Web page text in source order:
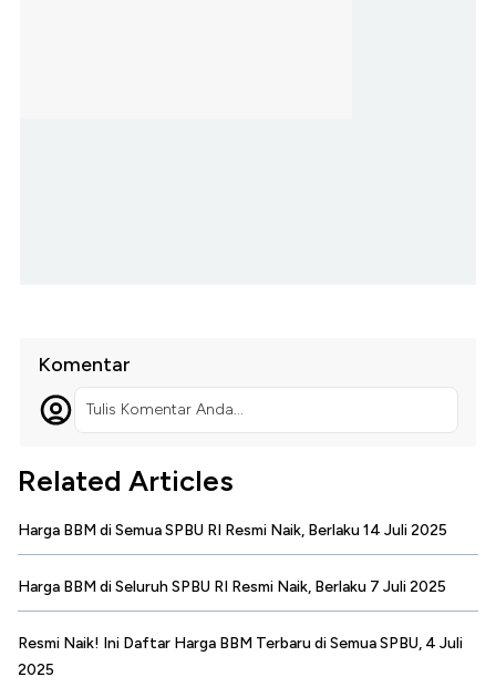
Komentar
Tulis Komentar Anda...
Related Articles
Harga BBM di Semua SPBU RI Resmi Naik, Berlaku 14 Juli 2025
Harga BBM di Seluruh SPBU RI Resmi Naik, Berlaku 7 Juli 2025
Resmi Naik! Ini Daftar Harga BBM Terbaru di Semua SPBU, 4 Juli
2025